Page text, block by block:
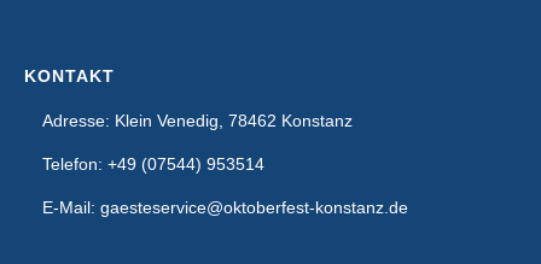
KONTAKT
Adresse: Klein Venedig, 78462 Konstanz
Telefon: +49 (07544) 953514
E-Mail: gaesteservice@oktoberfest-konstanz.de